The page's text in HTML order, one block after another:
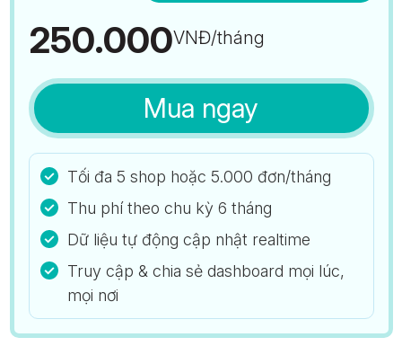
250.000VNĐ/tháng
Mua ngay
Tối đa 5 shop hoặc 5.000 đơn/tháng
Thu phí theo chu kỳ 6 tháng
Dữ liệu tự động cập nhật realtime
Truy cập & chia sẻ dashboard mọi lúc,
mọi nơi